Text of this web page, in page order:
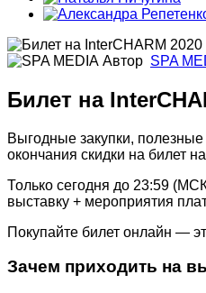
Автор SPA
Билет на
Выгодные закупки,
окончания скидки на билет
Только сегодня до 23:59
выставку + мероприятия
Покупайте билет онлайн —
Зачем приходить на